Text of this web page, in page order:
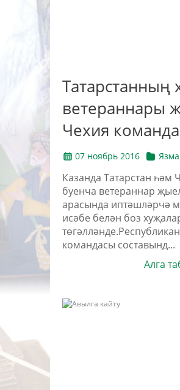
Татарстанның
ветераннары
Чехия
07 ноябрь 2016
Казанда Татарстан һәм
буенча ветераннар
арасында иптәшләрчә
исәбе белән боз
командасы составынд...
Алга